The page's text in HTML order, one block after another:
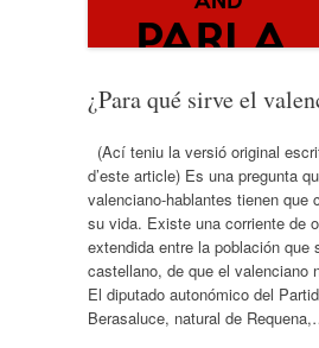
¿Para qué sirve el
(Ací teniu la versió original
d’este article) Es una pregunta
valenciano-hablantes tienen que
su vida. Existe una corriente de
extendida entre la población que
castellano, de que el valenciano
El diputado autonómico del
Berasaluce, natural de